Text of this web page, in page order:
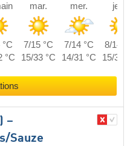
mar. mer. jeu.
7/15 °C 7/14 °C
8/14
°C 15/33 °C 14/31 °C 15/31
–
​Sauze